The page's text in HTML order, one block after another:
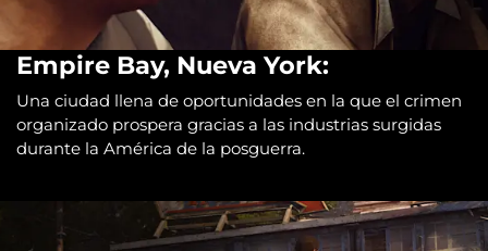
Empire Bay, Nueva York:
Una ciudad llena de oportunidades en la que el crimen
organizado prospera gracias a las industrias surgidas
durante la América de la posguerra.